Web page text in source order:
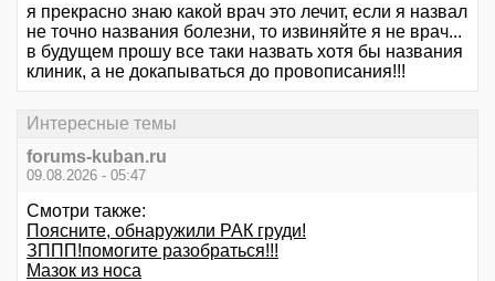
я прекрасно знаю какой врач это лечит, если я назвал
не точно названия болезни, то извиняйте я не врач...
в будущем прошу все таки назвать хотя бы названия
клиник, а не докапываться до провописания!!!
Интересные темы
forums-kuban.ru
09.08.2026 - 05:47
Смотри также:
Поясните, обнаружили РАК груди!
ЗППП!помогите разобраться!!!
Мазок из носа